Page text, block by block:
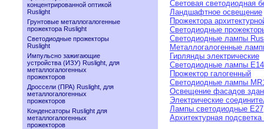
концентрированной оптикой
Ruslight
Грунтовые металлогалогенные
прожектора Ruslight
Светодиодные прожекторы
Ruslight
Импульсно зажигающие
устройства (ИЗУ) Ruslight, для
металлогалогенных
прожекторов
Дроссели (ПРА) Ruslight, для
металлогалогенных
прожекторов
Конденсаторы Ruslight для
металлогалогенных
прожекторов
Световая светодиодная
Ландшафтное освещение
Прожектора
Светодиодные
Светодиодные лампы
Металлогалогенные
Гирлянды электрические
Светодиодные лампы E14
Прожектор галогенный
Cветодиодные лампы
Освещение фасадов
Электрические
Лампы светодиодные Е27
Архитектурная